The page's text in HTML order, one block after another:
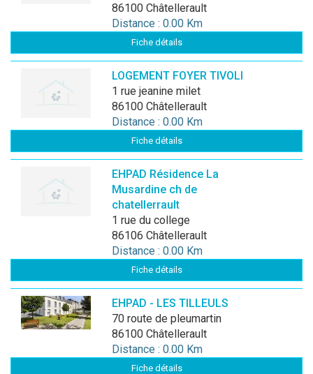
86100 Châtellerault
Distance : 0.00 Km
Fiche détails
LOGEMENT FOYER TIVOLI
1 rue jeanine milet
86100 Châtellerault
Distance : 0.00 Km
Fiche détails
EHPAD Résidence La
Musardine ch de
chatellerrault
1 rue du college
86106 Châtellerault
Distance : 0.00 Km
Fiche détails
EHPAD - LES TILLEULS
70 route de pleumartin
86100 Châtellerault
Distance : 0.00 Km
Fiche détails